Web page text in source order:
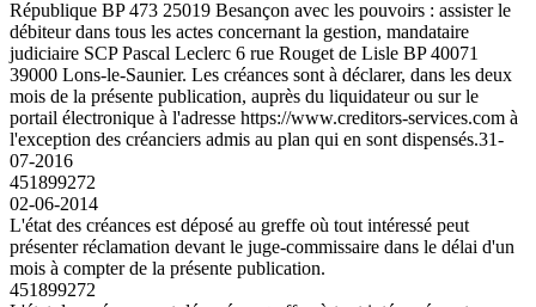
République BP 473 25019 Besançon avec les pouvoirs : assister le
débiteur dans tous les actes concernant la gestion, mandataire
judiciaire SCP Pascal Leclerc 6 rue Rouget de Lisle BP 40071
39000 Lons-le-Saunier. Les créances sont à déclarer, dans les deux
mois de la présente publication, auprès du liquidateur ou sur le
portail électronique à l'adresse https://www.creditors-services.com à
l'exception des créanciers admis au plan qui en sont dispensés.31-
07-2016
451899272
02-06-2014
L'état des créances est déposé au greffe où tout intéressé peut
présenter réclamation devant le juge-commissaire dans le délai d'un
mois à compter de la présente publication.
451899272